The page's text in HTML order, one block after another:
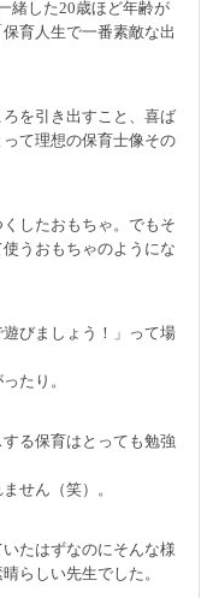
緒した20歳ほど年齢が
育人生で一番素敵な出
を引き出すこと、喜ば
て理想の保育士像その
したおもちゃ。でもそ
うおもちゃのようにな
びましょう！」って場
たり。
る保育はとっても勉強
せん（笑）。
たはずなのにそんな様
らしい先生でした。